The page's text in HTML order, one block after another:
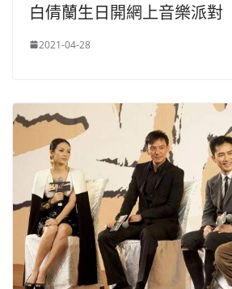
白倩蘭生日開網上音樂派對
2021-04-28